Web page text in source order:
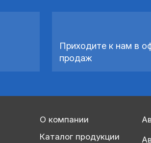
Приходите к нам в
продаж
О компании
Каталог продукции